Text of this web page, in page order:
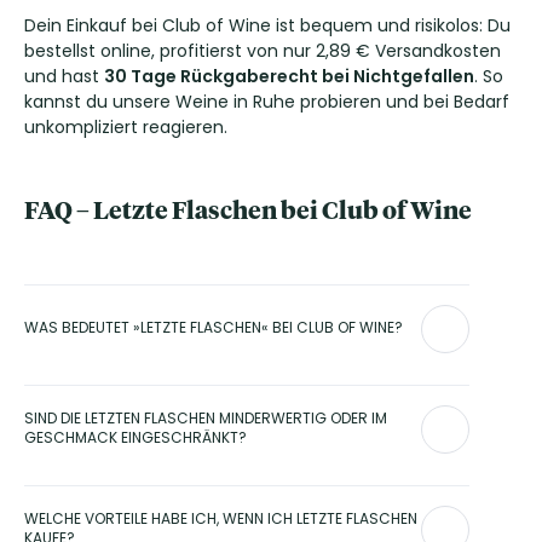
Dein Einkauf bei Club of Wine ist bequem und risikolos: Du
bestellst online, profitierst von nur 2,89 € Versandkosten
und hast 30 Tage Rückgaberecht bei Nichtgefallen. So
kannst du unsere Weine in Ruhe probieren und bei Bedarf
unkompliziert reagieren.
FAQ – Letzte Flaschen bei Club of Wine
WAS BEDEUTET »LETZTE FLASCHEN« BEI CLUB OF WINE?
Jahrgänge, die nur noch in begrenzter Stückzahl vorhanden
sind. Diese Weine werden im Rahmen unserer
Lagerräumung angeboten, um Platz für neue Jahrgänge zu
SIND DIE LETZTEN FLASCHEN MINDERWERTIG ODER IM
GESCHMACK EINGESCHRÄNKT?
vollwertig. Häufig handelt es sich um ausgezeichnete Weine
oder langjährige Bestseller, die lediglich wegen
WELCHE VORTEILE HABE ICH, WENN ICH LETZTE FLASCHEN
KAUFE?